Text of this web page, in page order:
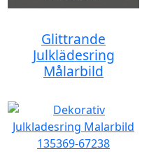
Glittrande
Julklädesring
Målarbild